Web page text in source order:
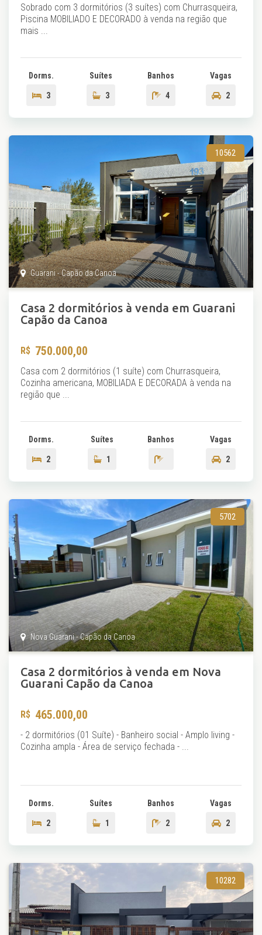
Sobrado com 3 dormitórios (3 suítes) com Churrasqueira,
Piscina MOBILIADO E DECORADO à venda na região que
mais ...
Dorms.
3
Suítes
3
Banhos
4
Vagas
2
10562
Guarani - Capão da Canoa
Casa 2 dormitórios à venda em Guarani
Capão da Canoa
750.000,00
Casa com 2 dormitórios (1 suíte) com Churrasqueira,
Cozinha americana, MOBILIADA E DECORADA à venda na
região que ...
Dorms.
2
Suítes
1
Banhos Vagas
2
5702
Nova Guarani - Capão da Canoa
Casa 2 dormitórios à venda em Nova
Guarani Capão da Canoa
465.000,00
- 2 dormitórios (01 Suíte) - Banheiro social - Amplo living -
Cozinha ampla - Área de serviço fechada - ...
Dorms.
2
Suítes
1
Banhos
2
Vagas
2
10282